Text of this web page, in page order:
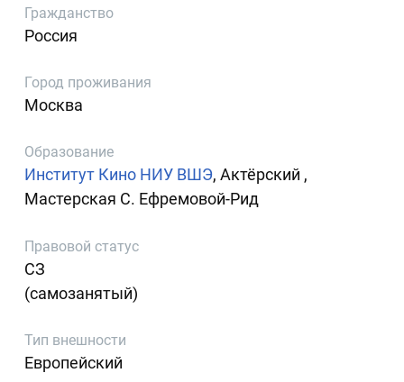
Гражданство
Россия
Город проживания
Москва
Образование
Институт Кино НИУ ВШЭ, Актёрский ,
Мастерская С. Ефремовой-Рид
Правовой статус
СЗ
(самозанятый)
Тип внешности
Европейский